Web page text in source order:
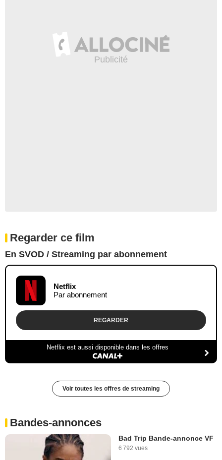
Regarder ce film
En SVOD / Streaming par abonnement
Netflix
Par abonnement
REGARDER
Netflix est aussi disponible dans les offres
Voir toutes les offres de streaming
Bandes-annonces
Bad Trip Bande-annonce VF
6 792 vues